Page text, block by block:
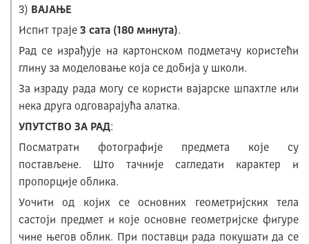
3) ВАЈАЊЕ
Испит траје 3 сата (180 минута).
Рад се израђује на картонском подметачу користећи
глину за моделовање која се добија у школи.
За израду рада могу се користи вајарске шпахтле или
нека друга одговарајућа алатка.
УПУТСТВО ЗА РАД:
Посматрати фотографије предмета које су
постављене. Што тачније сагледати карактер и
пропорције облика.
Уочити од којих се основних геометријских тела
састоји предмет и које основне геометријске фигуре
чине његов облик. При поставци рада покушати да се